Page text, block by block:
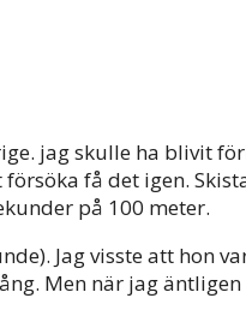
jag skulle ha blivit
få det igen.
på 100 meter.
Jag visste att hon
Men när jag